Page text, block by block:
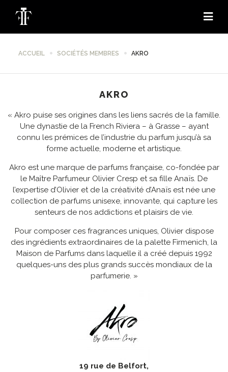
ACCUEIL SOCIÉTÉS MEMBRES AKRO
AKRO
« Akro puise ses origines dans les liens sacrés de la famille.
Une dynastie de la French Riviera – à Grasse – ayant
connu les prémices de l’industrie du parfum jusqu’à sa
forme actuelle, moderne et artistique.
Akro est une marque de parfums française, co-fondée par
le Maître Parfumeur Olivier Cresp et sa fille Anaïs. De
l’expertise d’Olivier et de la créativité d’Anaïs est née une
collection de parfums unisexe, innovante, qui capture les
senteurs de nos addictions et plaisirs de vie.
Pour composer ces fragrances uniques, Olivier dispose
des ingrédients extraordinaires de la palette Firmenich, la
Maison de Parfums dans laquelle il a créé depuis 1992
quelques-uns des plus grands succès mondiaux de la
parfumerie. »
19 rue de Belfort,